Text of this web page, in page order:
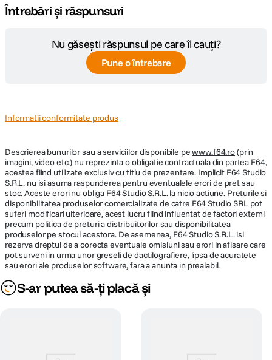
ECRAN / VIEWFINDER:
vizualizare
niveluri
STOCARE:
Memorie
interna
83 MB
Carduri
memorie
compatibile
SD, SDHC, SDXC
Întrebări și răspunsuri
Nu găsești răspunsul pe care îl cauți?
Pune o întrebare
Informatii conformitate produs
Descrierea bunurilor sau a serviciilor disponibile pewww.f64.ro(prin
imagini, video etc.) nu reprezinta o obligatie contractuala din partea F64,
acestea fiind utilizate exclusiv cu titlu de prezentare. Implicit F64 Studio
S.R.L. nu isi asuma raspunderea pentru eventualele erori de pret sau
stoc. Aceste erori nu obliga F64 Studio S.R.L. la nicio actiune. Preturile si
disponibilitatea produselor comercializate de catre F64 Studio SRL pot
suferi modificari ulterioare, acest lucru fiind influentat de factori externi
precum politica de preturi a distribuitorilor sau disponibilitatea
produselor pe stocul acestora. De asemenea, F64 Studio S.R.L. isi
rezerva dreptul de a corecta eventuale omisiuni sau erori in afisare care
pot surveni in urma unor greseli de dactilografiere, lipsa de acuratete
sau erori ale produselor software, fara a anunta in prealabil.
S-ar putea să-ți placă și